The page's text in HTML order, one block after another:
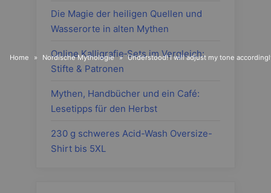
Home Nordische Mythologie Understood! I will adjust my tone
Die Magie der heiligen Quellen und
Wasserorte in alten Mythen
Online Kalligrafie‑Sets im Vergleich:
Stifte & Patronen
Mythen, Handbücher und ein Café:
Lesetipps für den Herbst
230 g schweres Acid-Wash Oversize-
Shirt bis 5XL